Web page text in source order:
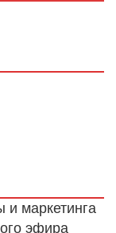
маркетинга
эфира